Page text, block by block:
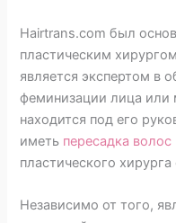
Hairtrans.com был
пластическим
является экспертом в
феминизации лица или
находится под его
иметь пересадка волос
пластического
Независимо от того,